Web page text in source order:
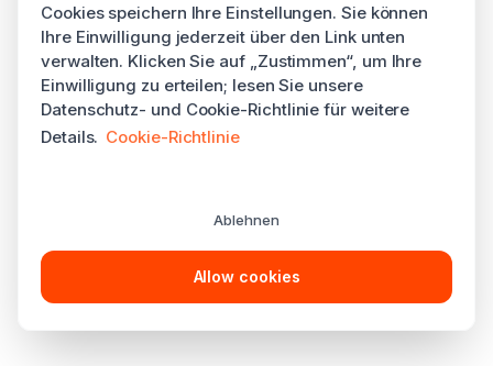
Cookies speichern Ihre Einstellungen. Sie können
Ihre Einwilligung jederzeit über den Link unten
verwalten. Klicken Sie auf „Zustimmen“, um Ihre
Einwilligung zu erteilen; lesen Sie unsere
Datenschutz- und Cookie-Richtlinie für weitere
Details. Cookie-Richtlinie
Ablehnen
Allow cookies